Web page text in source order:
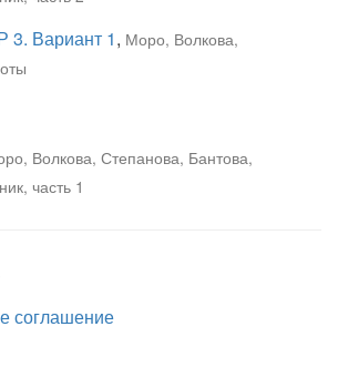
3. Вариант 1, Моро, Волкова,
Волкова, Степанова, Бантова,
часть 1
соглашение